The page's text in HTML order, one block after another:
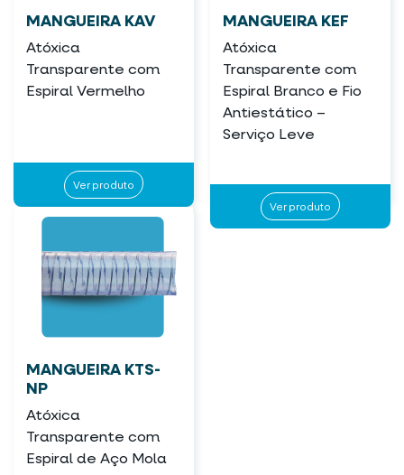
MANGUEIRA KAV
Atóxica
Transparente com
Espiral Vermelho
Ver produto
MANGUEIRA KEF
Atóxica
Transparente com
Espiral Branco e Fio
Antiestático –
Serviço Leve
Ver produto
MANGUEIRA KTS-
NP
Atóxica
Transparente com
Espiral de Aço Mola